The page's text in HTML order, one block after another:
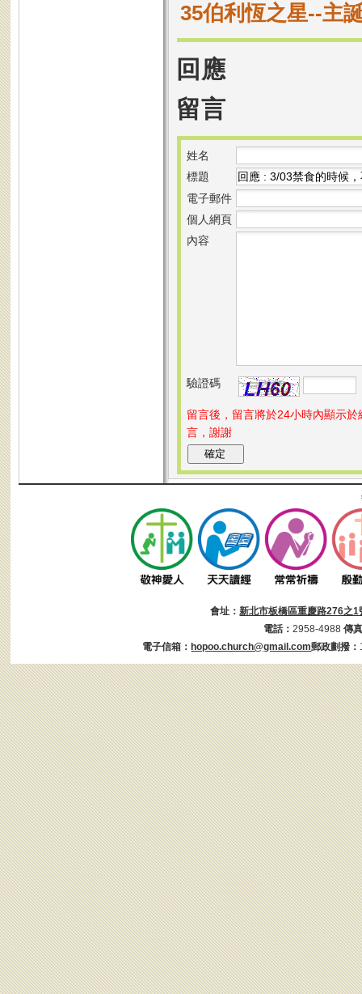
35伯利恆之星--主
回應
留言
姓名
標題
電子郵件
個人網頁
內容
驗證碼
留言後，留言將於24小時內顯示
言，謝謝
會址：新北市板橋區重慶路276之1
電話： 2958-4988 傳
電子信箱：hopoo.church@gmail.com郵政劃撥：